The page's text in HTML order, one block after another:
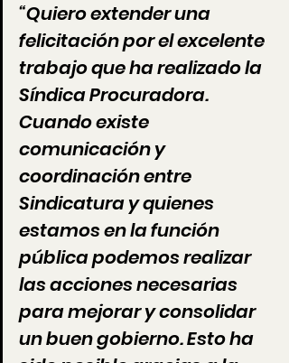
“Quiero extender una
felicitación por el excelente
trabajo que ha realizado la
Síndica Procuradora.
Cuando existe
comunicación y
coordinación entre
Sindicatura y quienes
estamos en la función
pública podemos realizar
las acciones necesarias
para mejorar y consolidar
un buen gobierno. Esto ha